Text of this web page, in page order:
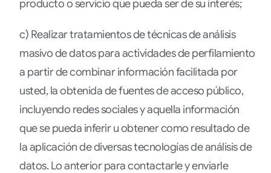
producto o servicio que pueda ser de su interés;
c) Realizar tratamientos de técnicas de análisis
masivo de datos para actividades de perfilamiento
a partir de combinar información facilitada por
usted, la obtenida de fuentes de acceso público,
incluyendo redes sociales y aquella información
que se pueda inferir u obtener como resultado de
la aplicación de diversas tecnologías de análisis de
datos. Lo anterior para contactarle y enviarle